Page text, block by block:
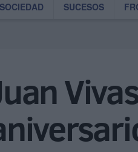
SOCIEDAD SUCESOS